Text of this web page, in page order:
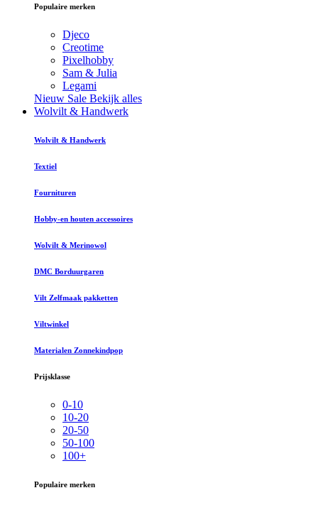
Populaire merken
Djeco
Creotime
Pixelhobby
Sam & Julia
Legami
Nieuw Sale Bekijk alles
Wolvilt & Handwerk
Wolvilt & Handwerk
Textiel
Fournituren
Hobby-en houten accessoires
Wolvilt & Merinowol
DMC Borduurgaren
Vilt Zelfmaak pakketten
Viltwinkel
Materialen Zonnekindpop
Prijsklasse
0-10
10-20
20-50
50-100
100+
Populaire merken